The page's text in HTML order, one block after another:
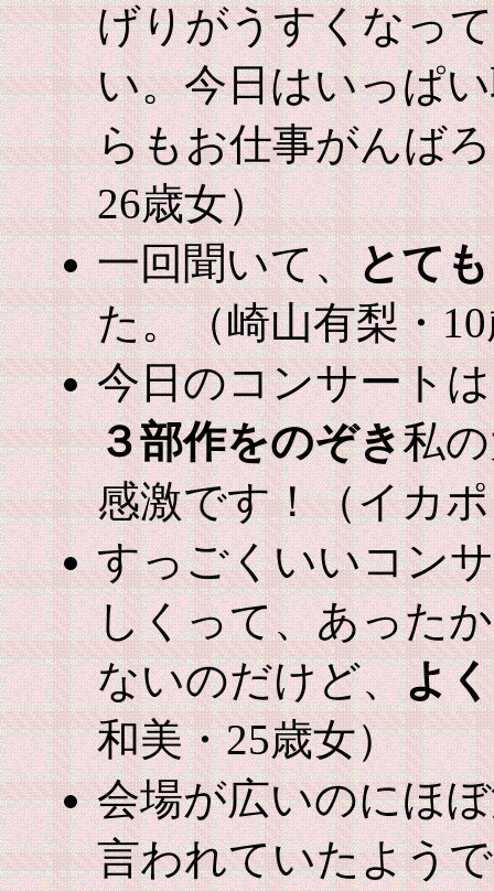
げりがうすくなっ
い。今日はいっぱ
らもお仕事がんば
26歳女）
一回聞いて、とて
た。（崎山有梨・
今日のコンサートは
３部作をのぞき私
感激です！（イカ
すっごくいいコン
しくって、あった
ないのだけど、よ
和美・25歳女）
会場が広いのにほ
言われていたよう